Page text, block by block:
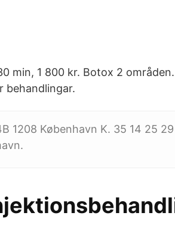
min, 1 800 kr. Botox 2
behandlingar.
1208 København K. 35 14 25